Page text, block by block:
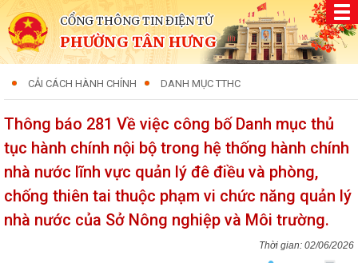
CỔNG THÔNG TIN ĐIỆN TỬ
PHƯỜNG TÂN HƯNG
CẢI CÁCH HÀNH CHÍNH DANH MỤC TTHC
Thông báo 281 Về việc công bố Danh mục thủ
tục hành chính nội bộ trong hệ thống hành chính
nhà nước lĩnh vực quản lý đê điều và phòng,
chống thiên tai thuộc phạm vi chức năng quản lý
nhà nước của Sở Nông nghiệp và Môi trường.
02/06/2026